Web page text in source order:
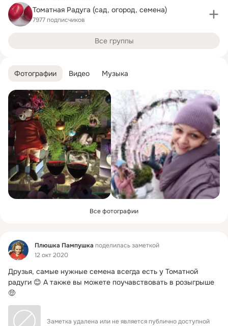
Фотографии Видео Музыка
Все фотографии
Фид Плюшка Пампушка поделилась заметкой
12 окт 2020
Друзья, самые нужные семена всегда есть у Томатной
радуги 😊 А также вы можете поучавствовать в розыгрыше
🤑
Заметка удалена или не является публично доступной
Томатная Радуга (сад, огород, семена)
7977 подписчиков
Все группы